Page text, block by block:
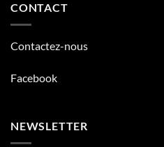
CONTACT
Contactez-nous
Facebook
NEWSLETTER